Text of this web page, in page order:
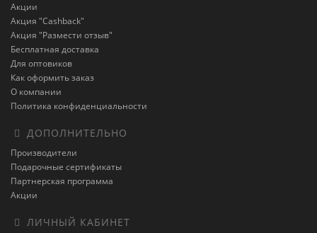
Акции
Акция "Cashback"
Акция "Размести отзыв"
Бесплатная доставка
Для оптовиков
Как оформить заказ
О компании
Политика конфиденциальности
ДОПОЛНИТЕЛЬНО
Производители
Подарочные сертификаты
Партнерская программа
Акции
ЛИЧНЫЙ КАБИНЕТ